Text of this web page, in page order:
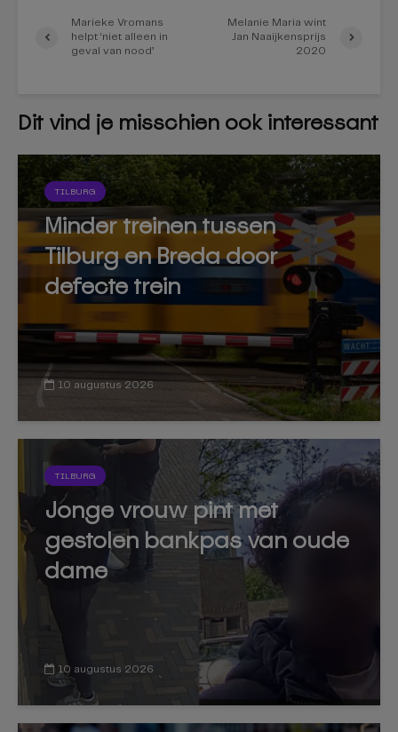
Marieke Vromans
helpt ‘niet alleen in
geval van nood’
Melanie Maria wint
Jan Naaijkensprijs
2020
Dit vind je misschien ook interessant
TILBURG
Minder treinen tussen
Tilburg en Breda door
defecte trein
10 augustus 2026
TILBURG
Jonge vrouw pint met
gestolen bankpas van oude
dame
10 augustus 2026